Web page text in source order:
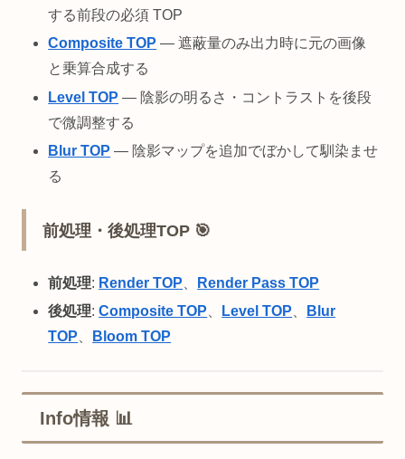
する前段の必須 TOP
Composite TOP — 遮蔽量のみ出力時に元の画像
と乗算合成する
Level TOP — 陰影の明るさ・コントラストを後段
で微調整する
Blur TOP — 陰影マップを追加でぼかして馴染ませ
る
前処理・後処理TOP 🎯
前処理: Render TOP
Render Pass TOP
後処理:Composite TOP Level TOP
Blur
TOP
Bloom TOP
Info情報 📊